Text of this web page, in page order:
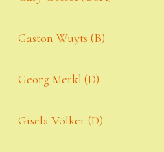
Gaston Wuyts (B)
Georg Merkl (D)
Gisela Völker (D)